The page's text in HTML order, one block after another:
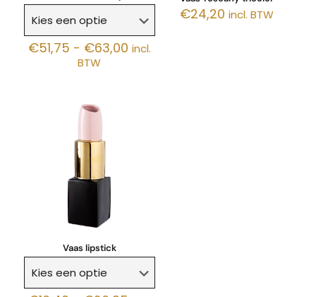
€51,75 - €63,00Prijsklasse:
incl.
BTW
€24,20 incl. BTW
Vaas lipstick